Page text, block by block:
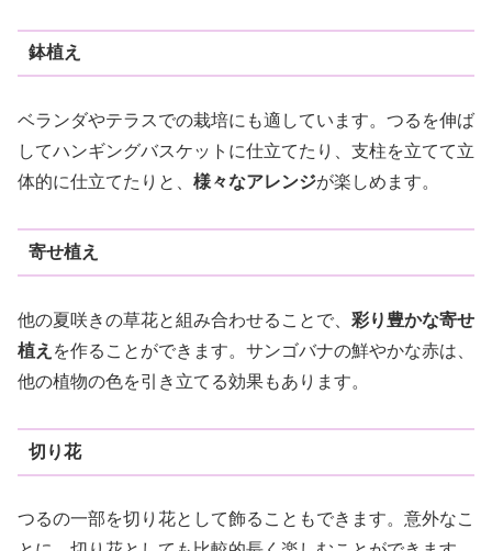
鉢植え
ベランダやテラスでの栽培にも適しています。つるを伸ば
してハンギングバスケットに仕立てたり、支柱を立てて立
体的に仕立てたりと、 様々なアレンジが楽しめます。
寄せ植え
他の夏咲きの草花と組み合わせることで、 彩り豊かな寄せ
植え を作ることができます。サンゴバナの鮮やかな赤は、
他の植物の色を引き立てる効果もあります。
切り花
つるの一部を切り花として飾ることもできます。意外なこ